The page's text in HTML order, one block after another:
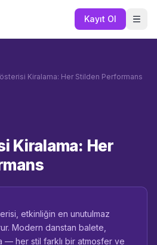
Kayıt Ol
Kiralama: Her Stilden Performans
Kiralama: Her
etkinliğin en unutulmaz
Modern danstan balete,
— her stil farklı bir atmosfer ve